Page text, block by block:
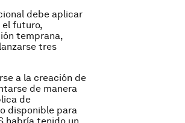
debe aplicar
el futuro,
temprana,
tres
a la creación de
de manera
de
disponible para